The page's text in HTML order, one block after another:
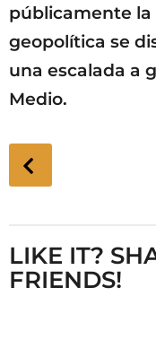
públicamente la
geopolítica se
una escalada a
Medio.
P
o
P
a
LIKE IT?
FRIENDS!